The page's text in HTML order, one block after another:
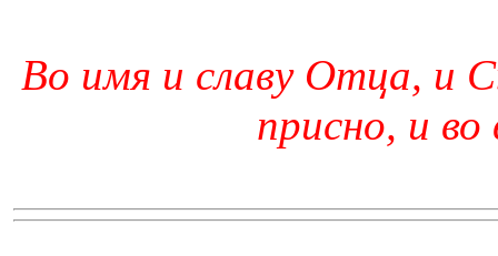
Во имя и славу Отца, и
присно, и во